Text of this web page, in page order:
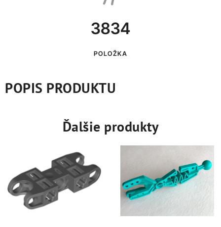
3834
POLOŽKA
POPIS PRODUKTU
Ďalšie produkty